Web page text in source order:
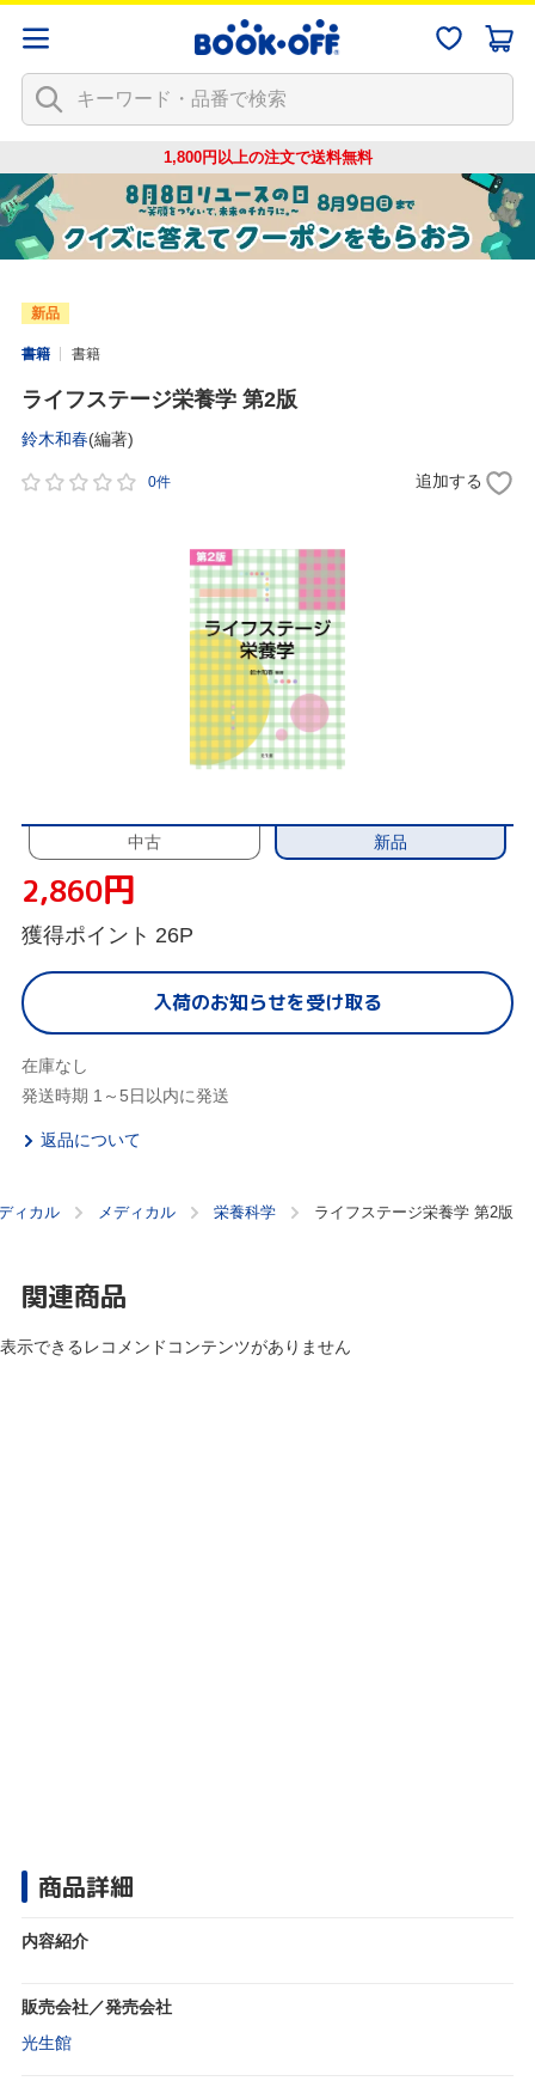
1,800円以上の注文で送料無料
新品
書籍 書籍
ライフステージ栄養学 第2版
鈴木和春(編著)
0件 追加する
中古 新品
2,860円
獲得ポイント 26P
入荷のお知らせを受け取る
在庫なし
発送時期 1～5日以内に発送
返品について
ィカル メディカル 栄養科学 ライフステージ栄養学 第2版
関連商品
表示できるレコメンドコンテンツがありません
商品詳細
内容紹介
販売会社／発売会社
光生館